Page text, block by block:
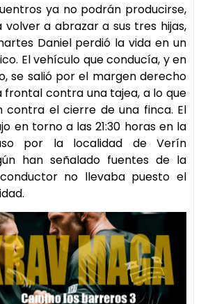
ya no podrán producirse,
a abrazar a sus tres hijas,
Daniel perdió la vida en un
El vehículo que conducía, y en
se salió por el margen derecho
contra una tajea, a lo que
contra el cierre de una finca. El
en torno a las 21:30 horas en la
por la localidad de Verín
han señalado fuentes de la
no llevaba puesto el